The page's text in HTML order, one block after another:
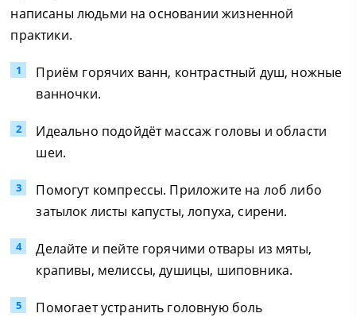
написаны людьми на основании жизненной
практики.
Приём горячих ванн, контрастный душ, ножные
ванночки.
Идеально подойдёт массаж головы и области
шеи.
Помогут компрессы. Приложите на лоб либо
затылок листы капусты, лопуха, сирени.
Делайте и пейте горячими отвары из мяты,
крапивы, мелиссы, душицы, шиповника.
Помогает устранить головную боль